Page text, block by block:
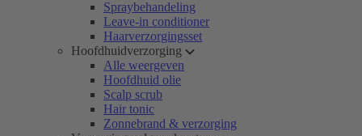
Spraybehandeling
Leave-in conditioner
Haarverzorgingsset
Hoofdhuidverzorging
Alle weergeven
Hoofdhuid olie
Scalp scrub
Hair tonic
Zonnebrand & verzorging